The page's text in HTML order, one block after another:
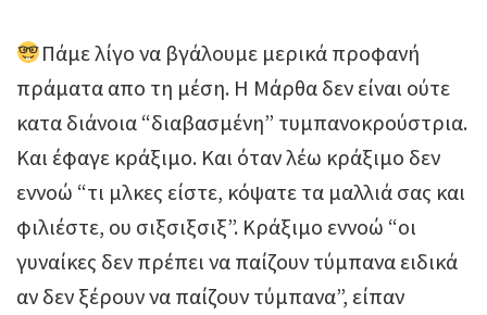
Πάμε λίγο να βγάλουμε μερικά προφανή
πράματα απο τη μέση. Η Μάρθα δεν είναι ούτε
κατα διάνοια “διαβασμένη” τυμπανοκρούστρια.
Και έφαγε κράξιμο. Και όταν λέω κράξιμο δεν
εννοώ “τι μλκες είστε, κόψατε τα μαλλιά σας και
φιλιέστε, ου σιξσιξσιξ”. Κράξιμο εννοώ “οι
γυναίκες δεν πρέπει να παίζουν τύμπανα ειδικά
αν δεν ξέρουν να παίζουν τύμπανα”, είπαν